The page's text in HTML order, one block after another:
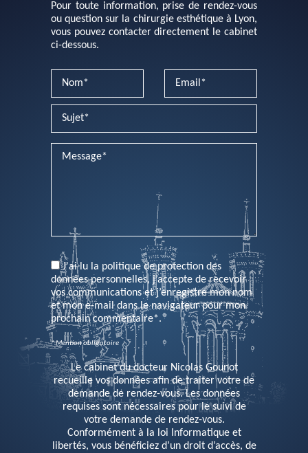
Pour toute information, prise de rendez-vous
ou question sur la chirurgie esthétique à Lyon,
vous pouvez contacter directement le cabinet
ci-dessous.
PLEASE LEAVE THIS FIELD EMPTY.
J'ai lu la politique de protection des
données personnelles, j’accepte de recevoir
vos communications et j’enregistre mon nom
et mon e-mail dans le navigateur pour mon
prochain commentaire*.
* Mention obligatoire
Le cabinet du docteur Nicolas Gounot
recueille vos données afin de traiter votre de
demande de rendez-vous. Les données
requises sont nécessaires pour le suivi de
votre demande de rendez-vous.
Conformément à la loi Informatique et
libertés, vous bénéficiez d’un droit d’accès, de